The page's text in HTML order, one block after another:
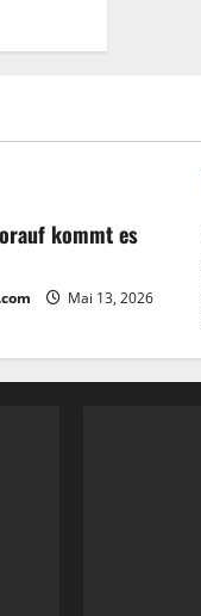
kommt es
Mai 13, 2026